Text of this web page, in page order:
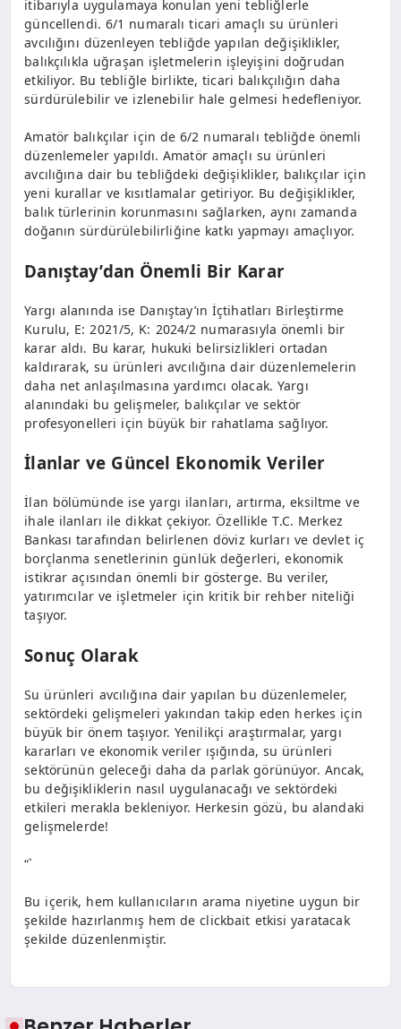
itibarıyla uygulamaya konulan yeni tebliğlerle
güncellendi. 6/1 numaralı ticari amaçlı su ürünleri
avcılığını düzenleyen tebliğde yapılan değişiklikler,
balıkçılıkla uğraşan işletmelerin işleyişini doğrudan
etkiliyor. Bu tebliğle birlikte, ticari balıkçılığın daha
sürdürülebilir ve izlenebilir hale gelmesi hedefleniyor.
Amatör balıkçılar için de 6/2 numaralı tebliğde önemli
düzenlemeler yapıldı. Amatör amaçlı su ürünleri
avcılığına dair bu tebliğdeki değişiklikler, balıkçılar için
yeni kurallar ve kısıtlamalar getiriyor. Bu değişiklikler,
balık türlerinin korunmasını sağlarken, aynı zamanda
doğanın sürdürülebilirliğine katkı yapmayı amaçlıyor.
Danıştay’dan Önemli Bir Karar
Yargı alanında ise Danıştay’ın İçtihatları Birleştirme
Kurulu, E: 2021/5, K: 2024/2 numarasıyla önemli bir
karar aldı. Bu karar, hukuki belirsizlikleri ortadan
kaldırarak, su ürünleri avcılığına dair düzenlemelerin
daha net anlaşılmasına yardımcı olacak. Yargı
alanındaki bu gelişmeler, balıkçılar ve sektör
profesyonelleri için büyük bir rahatlama sağlıyor.
İlanlar ve Güncel Ekonomik Veriler
İlan bölümünde ise yargı ilanları, artırma, eksiltme ve
ihale ilanları ile dikkat çekiyor. Özellikle T.C. Merkez
Bankası tarafından belirlenen döviz kurları ve devlet iç
borçlanma senetlerinin günlük değerleri, ekonomik
istikrar açısından önemli bir gösterge. Bu veriler,
yatırımcılar ve işletmeler için kritik bir rehber niteliği
taşıyor.
Sonuç Olarak
Su ürünleri avcılığına dair yapılan bu düzenlemeler,
sektördeki gelişmeleri yakından takip eden herkes için
büyük bir önem taşıyor. Yenilikçi araştırmalar, yargı
kararları ve ekonomik veriler ışığında, su ürünleri
sektörünün geleceği daha da parlak görünüyor. Ancak,
bu değişikliklerin nasıl uygulanacağı ve sektördeki
etkileri merakla bekleniyor. Herkesin gözü, bu alandaki
gelişmelerde!
“`
Bu içerik, hem kullanıcıların arama niyetine uygun bir
şekilde hazırlanmış hem de clickbait etkisi yaratacak
şekilde düzenlenmiştir.